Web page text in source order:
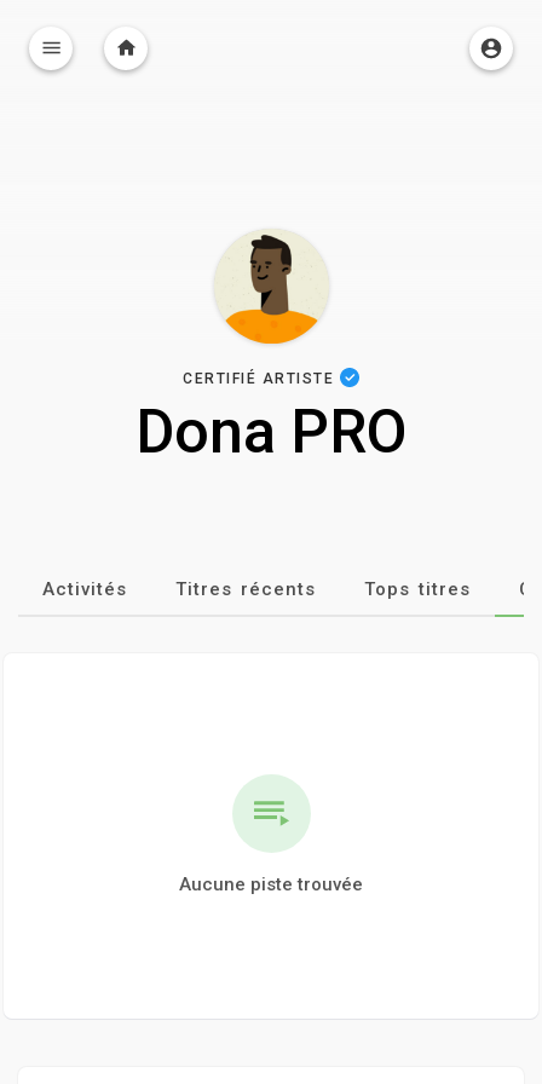
CERTIFIÉ ARTISTE
Dona PRO
Activités Titres récents Tops titres
Aucune piste trouvée